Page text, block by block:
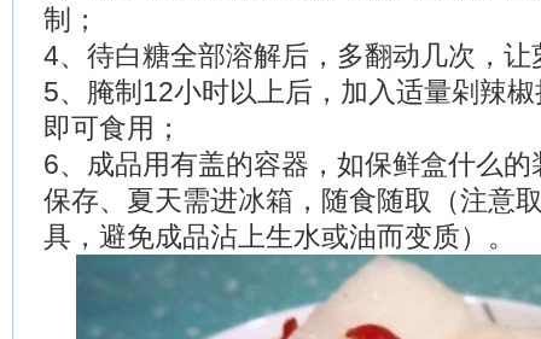
制；
4、待白糖全部溶解后，多翻动几次，
5、腌制12小时以上后，加入适量剁辣
即可食用；
6、成品用有盖的容器，如保鲜盒什么
保存、夏天需进冰箱，随食随取（注意
具，避免成品沾上生水或油而变质）。